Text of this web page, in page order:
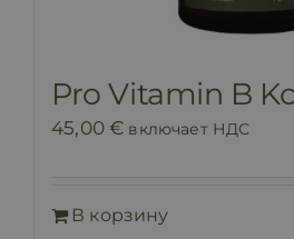
Pro Vitamin B
45,00€ включает НДС
В корзину